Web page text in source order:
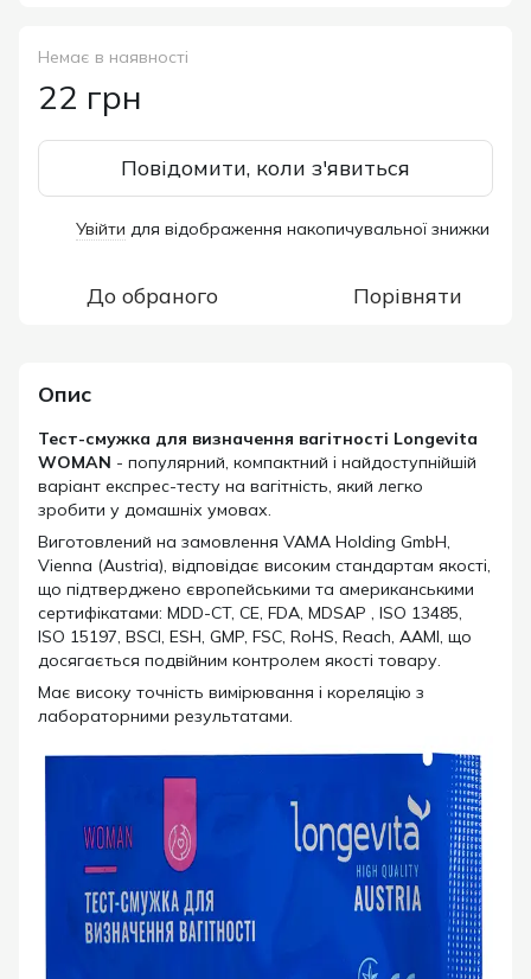
Немає в наявності
22 грн
Повідомити, коли з'явиться
Увійти для відображення накопичувальної знижки
До обраного Порівняти
Опис
Тест-смужка для визначення вагітності Longevita
WOMAN - популярний, компактний і найдоступнійшій
варіант експрес-тесту на вагітність, який легко
зробити у домашніх умовах.
Виготовлений на замовлення VAMA Holding GmbH,
Vienna (Austria), відповідає високим стандартам якості,
що підтверджено європейськими та американськими
сертифікатами: МDD-CT, CE, FDA, MDSAP , ISO 13485,
ISO 15197, BSCI, ESH, GMP, FSC, RoHS, Reach, AAMI, що
досягається подвійним контролем якості товару.
Має високу точність вимірювання і кореляцію з
лабораторними результатами.